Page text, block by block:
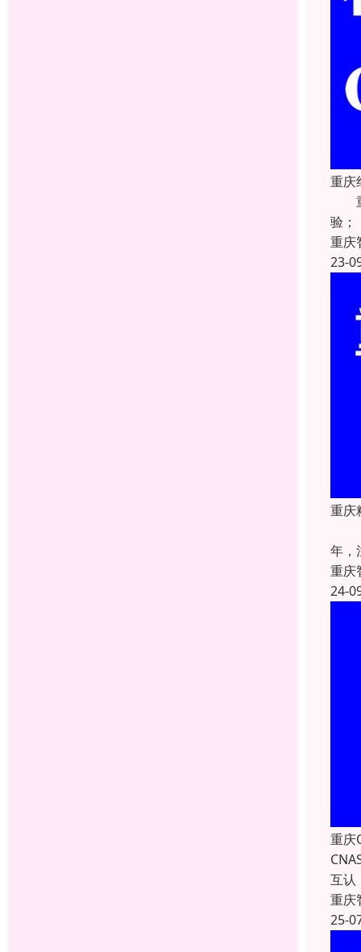
重庆
重
验；
重庆
23-
重庆
年，
重庆
24-
重庆
互认
重庆
25-